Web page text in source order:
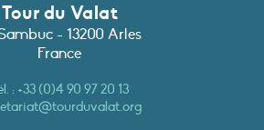
Tour du Valat
- 13200 Arles
France
:+33 (0)4 90 97 20 13